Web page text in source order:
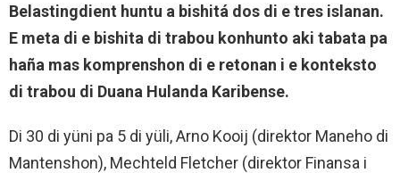
Belastingdient huntu a bishitá dos di e tres islanan.
E meta di e bishita di trabou konhunto aki tabata pa
haña mas komprenshon di e retonan i e konteksto
di trabou di Duana Hulanda Karibense.
Di 30 di yüni pa 5 di yüli, Arno Kooij (direktor Maneho di
Mantenshon), Mechteld Fletcher (direktor Finansa i